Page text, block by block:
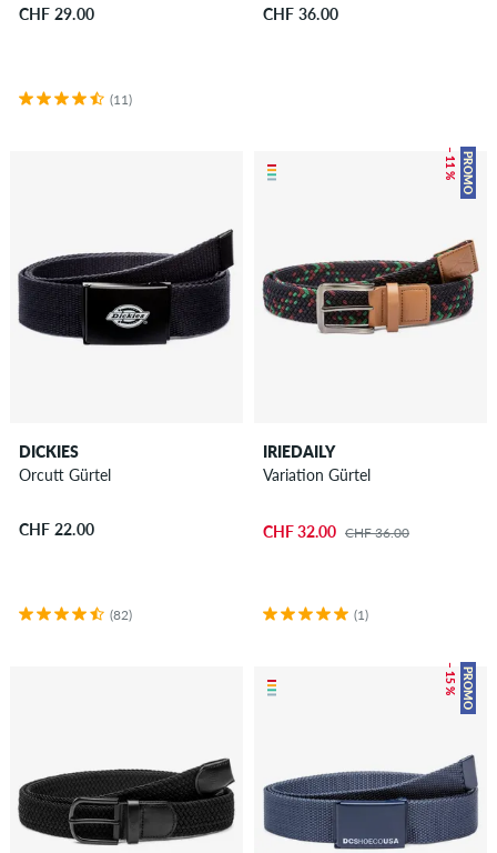
CHF 29.00
(11)
CHF 36.00
DICKIES
Orcutt Gürtel
CHF 22.00
(82)
PROMO
– 11 %
IRIEDAILY
Variation Gürtel
CHF 32.00 CHF 36.00
(1)
PROMO
– 15 %